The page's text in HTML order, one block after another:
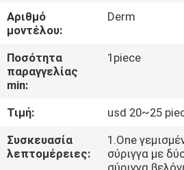
ΈΛΕΓΧΟΣ
ΠΟΙΌΤΗΤΑΣ
ΜΑΖΊ
ΜΑΣ
Αριθμό
μοντέλου:
Derm
Ποσότητα
παραγγελίας
min:
1piece
Τιμή:
usd 20~25
Συσκευασία
λεπτομέρειες:
1.One
σύριγγα με